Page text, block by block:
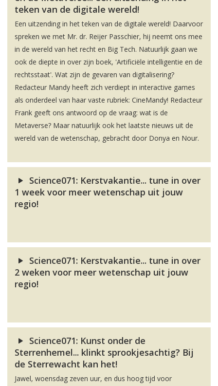
teken van de digitale wereld!
Een uitzending in het teken van de digitale wereld! Daarvoor
spreken we met Mr. dr. Reijer Passchier, hij neemt ons mee
in de wereld van het recht en Big Tech. Natuurlijk gaan we
ook de diepte in over zijn boek, 'Artificiële intelligentie en de
rechtsstaat'. Wat zijn de gevaren van digitalisering?
Redacteur Mandy heeft zich verdiept in interactive games
als onderdeel van haar vaste rubriek: CineMandy! Redacteur
Frank geeft ons antwoord op de vraag: wat is de
Metaverse? Maar natuurlijk ook het laatste nieuws uit de
wereld van de wetenschap, gebracht door Donya en Nour.
Science071: Kerstvakantie... tune in over
1 week voor meer wetenschap uit jouw
regio!
Science071: Kerstvakantie... tune in over
2 weken voor meer wetenschap uit jouw
regio!
Science071: Kunst onder de
Sterrenhemel... klinkt sprookjesachtig? Bij
de Sterrewacht kan het!
Jawel, woensdag zeven uur, en dus hoog tijd voor